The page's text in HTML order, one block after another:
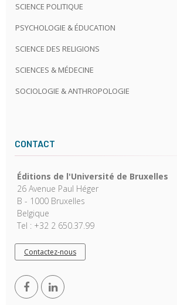
SCIENCE POLITIQUE
PSYCHOLOGIE & ÉDUCATION
SCIENCE DES RELIGIONS
SCIENCES & MÉDECINE
SOCIOLOGIE & ANTHROPOLOGIE
CONTACT
Éditions de l'Université de Bruxelles
26 Avenue Paul Héger
B - 1000 Bruxelles
Belgique
Tel : +32 2 650.37.99
Contactez-nous